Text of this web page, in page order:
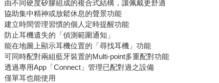
由不同硬度矽膠組成的複合式結構，讓佩戴更舒適
協助集中精神或放鬆休息的聲景功能
建立時間管理習慣的個人定時提醒功能
防⽌耳機遺失的「偵測範圍通知」
能在地圖上顯⽰耳機位置的「尋找耳機」功能
可同時配對兩組藍牙裝置的Multi-point多重配對功能
透過專用App「Connect」管理已配對過之設備
僅單耳也能使用